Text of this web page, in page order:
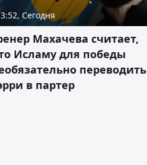
Сегодня
Махачева считает,
Исламу для победы
переводить
в партер